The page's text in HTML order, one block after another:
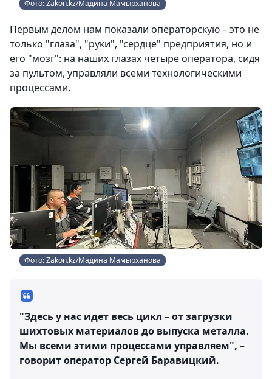
Фото: Zakon.kz/Мадина Мамырханова
Первым делом нам показали операторскую – это не
только "глаза", "руки", "сердце" предприятия, но и
его "мозг": на наших глазах четыре оператора, сидя
за пультом, управляли всеми технологическими
процессами.
Фото: Zakon.kz/Мадина Мамырханова
"Здесь у нас идет весь цикл – от загрузки
шихтовых материалов до выпуска металла.
Мы всеми этими процессами управляем", –
говорит оператор Сергей Баравицкий.